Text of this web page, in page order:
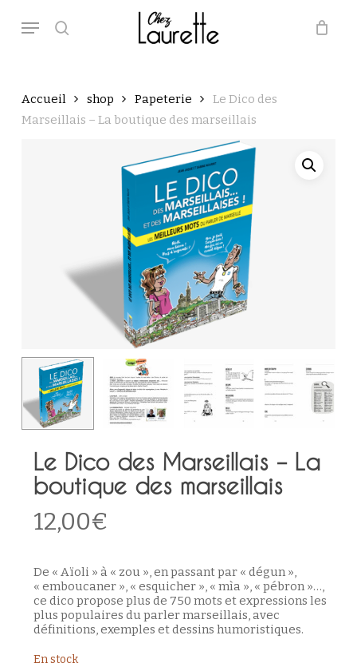
main
search
Menu
Panier Close
Accueil shop Papeterie
Le Dico des
Marseillais – La boutique des marseillais
Le Dico des Marseillais – La
boutique des marseillais
12,00€
De « Aïoli » à « zou » , en passant par « dégun »
« emboucaner » , « esquicher » , « mìa », « pébron »…,
ce dico propose plus de 750 mots et expressions les
plus populaires du parler marseillais, avec
définitions, exemples et dessins humoristiques.
En stock